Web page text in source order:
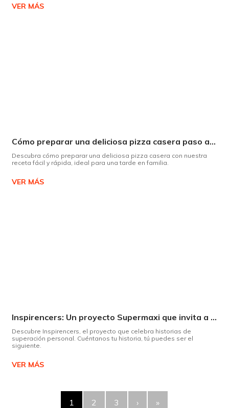
VER MÁS
Cómo preparar una deliciosa pizza casera paso a paso
Descubra cómo preparar una deliciosa pizza casera con nuestra
receta fácil y rápida, ideal para una tarde en familia.
VER MÁS
Inspirencers: Un proyecto Supermaxi que invita a ser parte del cambio.
Descubre Inspirencers, el proyecto que celebra historias de
superación personal. Cuéntanos tu historia, tú puedes ser el
siguiente.
VER MÁS
1 2 3 › »